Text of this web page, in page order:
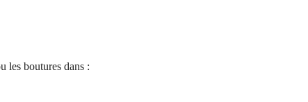
les boutures dans :